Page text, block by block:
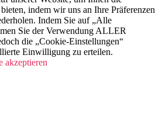
indem wir uns an Ihre Präferenzen
Indem Sie auf „Alle
Sie der Verwendung ALLER
die „Cookie-Einstellungen“
Einwilligung zu erteilen.
akzeptieren